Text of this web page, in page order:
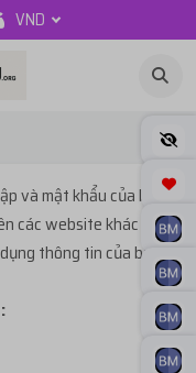
VND
và mật khẩu của bạn
các website khác để
thông tin của bạn
: